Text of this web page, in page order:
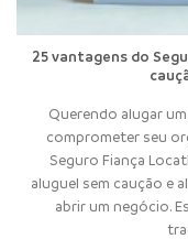
25 vantagens do
Querendo alugar
comprometer seu
Seguro Fiança
aluguel sem caução e
abrir um negócio.